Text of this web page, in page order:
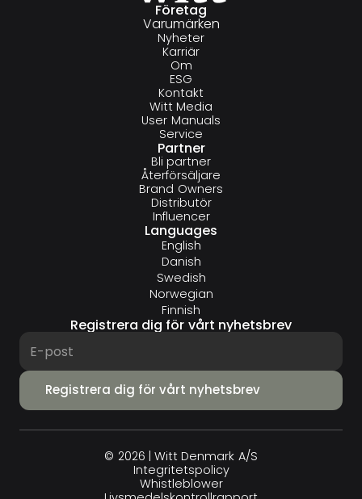
Företag
Varumärken
Nyheter
Karriär
Om
ESG
Kontakt
Witt Media
User Manuals
Service
Partner
Bli partner
Återförsäljare
Brand Owners
Distributör
Influencer
Languages
English
Danish
Swedish
Norwegian
Finnish
Registrera dig för vårt nyhetsbrev
© 2026 | Witt Denmark A/S
Integritets­policy
Whistleblower